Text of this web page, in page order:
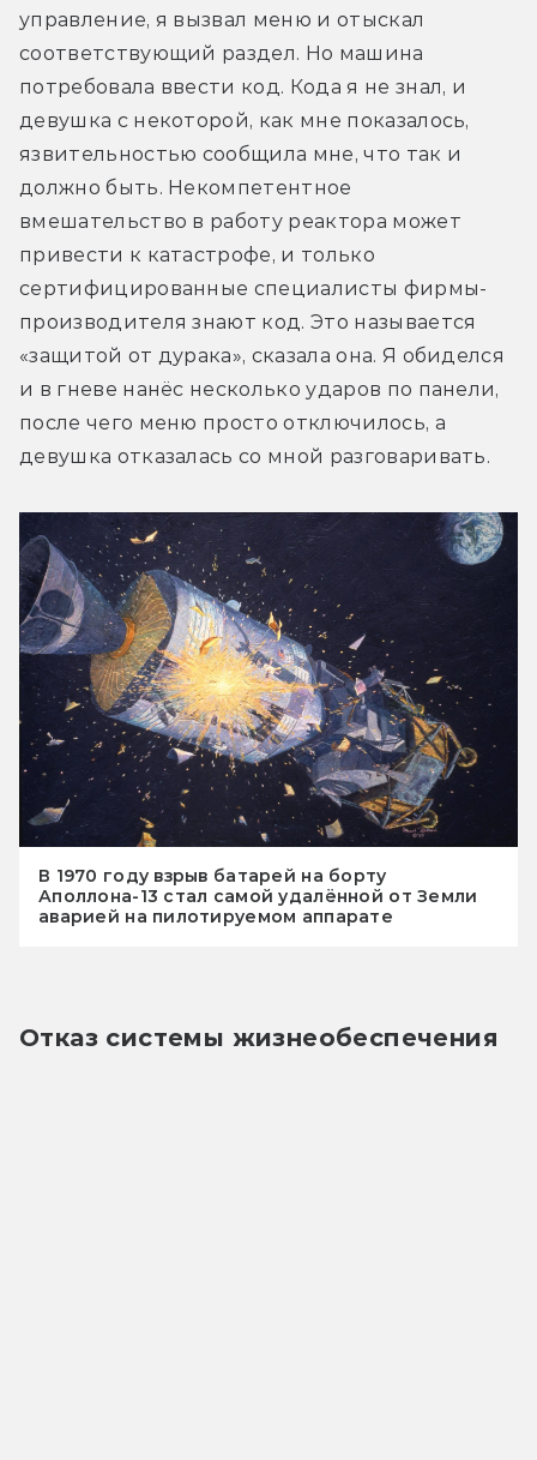
управление, я вызвал меню и отыскал
соответствующий раздел. Но машина
потребовала ввести код. Кода я не знал, и
девушка с некоторой, как мне показалось,
язвительностью сообщила мне, что так и
должно быть. Некомпетентное
вмешательство в работу реактора может
привести к катастрофе, и только
сертифицированные специалисты фирмы-
производителя знают код. Это называется
«защитой от дурака», сказала она. Я обиделся
и в гневе нанёс несколько ударов по панели,
после чего меню просто отключилось, а
девушка отказалась со мной разговаривать.
В 1970 году взрыв батарей на борту
Аполлона-13 стал самой удалённой от Земли
аварией на пилотируемом аппарате
Отказ системы жизнеобеспечения